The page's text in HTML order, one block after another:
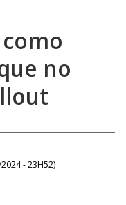
no
- 23H52)